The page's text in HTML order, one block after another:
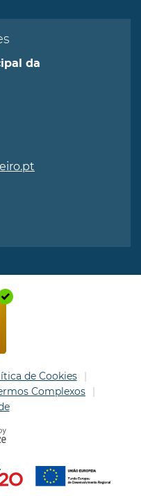
da
de Cookies
Complexos